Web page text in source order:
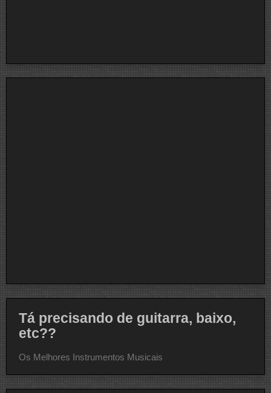
Tá precisando de guitarra, baixo,
etc??
Os Melhores Instrumentos Musicais